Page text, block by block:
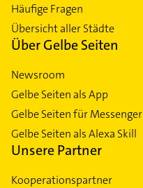
Häufige Fragen
Übersicht aller Städte
Über Gelbe Seiten
Newsroom
Gelbe Seiten als App
Gelbe Seiten für Messenger
Gelbe Seiten als Alexa Skill
Unsere Partner
Kooperationspartner